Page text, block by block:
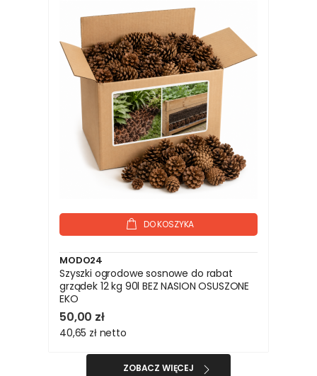
DO KOSZYKA
MODO24
Szyszki ogrodowe sosnowe do rabat
grządek 12 kg 90l BEZ NASION OSUSZONE
EKO
50,00 zł
40,65 zł netto
ZOBACZ WIĘCEJ